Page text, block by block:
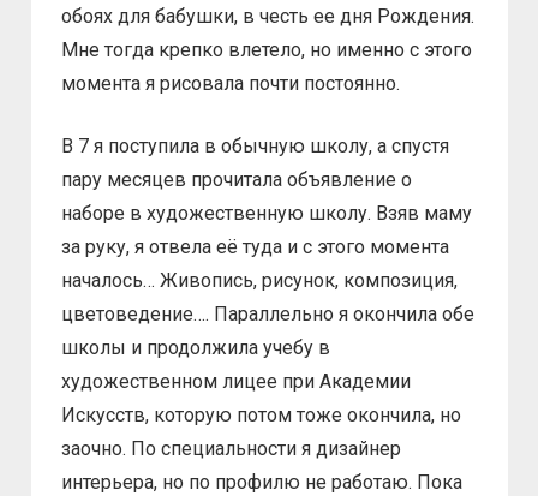
обоях для бабушки, в честь ее дня Рождения.
Мне тогда крепко влетело, но именно с этого
момента я рисовала почти постоянно.
В 7 я поступила в обычную школу, а спустя
пару месяцев прочитала объявление о
наборе в художественную школу. Взяв маму
за руку, я отвела её туда и с этого момента
началось… Живопись, рисунок, композиция,
цветоведение…. Параллельно я окончила обе
школы и продолжила учебу в
художественном лицее при Академии
Искусств, которую потом тоже окончила, но
заочно. По специальности я дизайнер
интерьера, но по профилю не работаю. Пока